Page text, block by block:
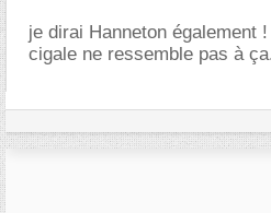
je dirai Hanneton également
cigale ne ressemble pas à